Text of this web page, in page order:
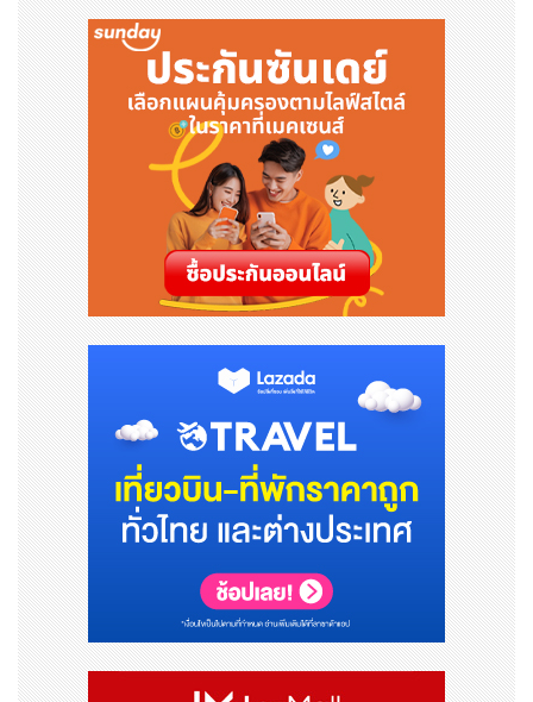
ter ด้วยแคมเปญใหญ่ประจำปี! เพียงแค่สแกนจ่ายผ่าน SPa
yLater บนแอปพลิเคชัน Shopee หรือ ShopeePay ระหว่
างวันที่ 16 กรกฎาคม – 30 กันยายน 2568 ก็มีสิทธิ์ลุ้นรับรา
งวัลใหญ่ “รถยนต์ Honda Civic” ให้คุณพร้อมขับกลับบ้านไ
ปเลยฟรี ๆ ดูรายละเอียดกิจกรรมเพิ่มเติมได้ที่ https://sho
pee.co.th/SPLScanPrize
เงื่อนไขการได้รับสิทธิ์ลุ้นรางวัล
ชำระเงินด้วย SPayLater บนแอปพลิเคชัน ShopeeP
ay รับ 2 สิทธิ์ต่อคำสั่งซื้อ
ชำระเงินผ่าน SPayLater บนแอปพลิเคชัน Shopee
รับ 1 สิทธิ์ต่อคำสั่งซื้อ
นอกจากนี้ ShopeePay ยังได้ร่วมมือกับพันธมิตรทางธุรกิจ
ที่หลากหลาย เพื่อมอบสิทธิประโยชน์เพิ่มเติมให้แค่ลูกค้า อาทิ
ส่วนลดพิเศษ โปรโมชันเฉพาะกิจ และเครดิตเงินคืน สำหรับผู้
ที่เลือกใช้ SPayLater เพื่อช่วยส่งเสริมการวางแผนการจับจ่
ายใช้สอยอย่างมีประสิทธิภาพ
**หมายเหตุ** การใช้ SPayLater ผ่าน PromptPay QR
หมายถึงการเติมเงินเข้า ShopeePay Wallet ด้วยวงเงินสิ